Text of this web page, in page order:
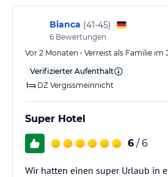
Bianca (41-45)
6 Bewertungen
Vor 2 Monaten • Verreist als Familie im
Verifizierter Aufenthalt
DZ Vergissmeinnicht
Super Hotel
6 / 6
Wir hatten einen super Urlaub in